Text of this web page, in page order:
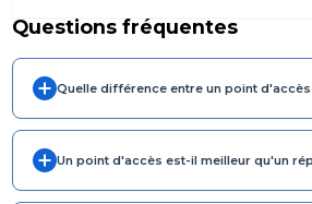
Questions fréquentes
Quelle différence entre un point
Un point d'accès est-il meilleur qu'un